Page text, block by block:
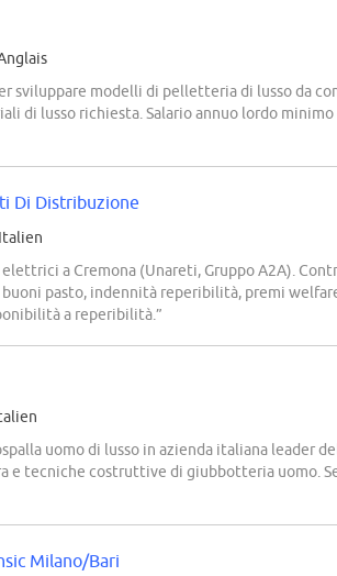
sviluppare modelli di pelletteria di lusso da
di lusso richiesta. Salario annuo lordo minimo
Di Distribuzione
a Cremona (Unareti, Gruppo A2A).
pasto, indennità reperibilità, premi
a reperibilità.”
uomo di lusso in azienda italiana leader
e tecniche costruttive di giubbotteria uomo.
Milano/Bari